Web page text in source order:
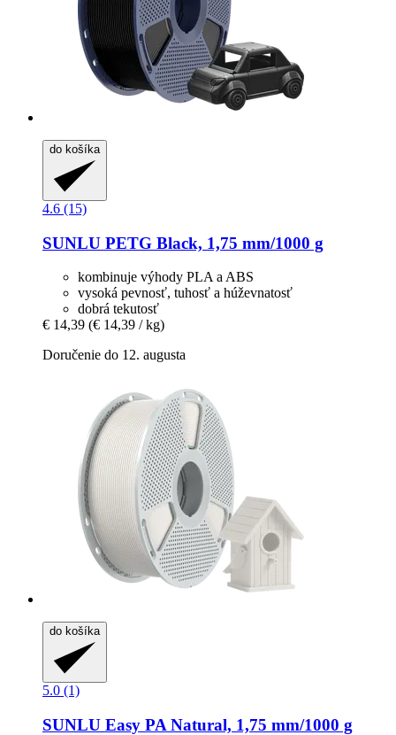
do košíka
4.6 (15)
SUNLU PETG Black, 1,75 mm/1000 g
kombinuje výhody PLA a ABS
vysoká pevnosť, tuhosť a húževnatosť
dobrá tekutosť
€ 14,39 (€ 14,39 / kg)
Doručenie do 12. augusta
do košíka
5.0 (1)
SUNLU Easy PA Natural, 1,75 mm/1000 g